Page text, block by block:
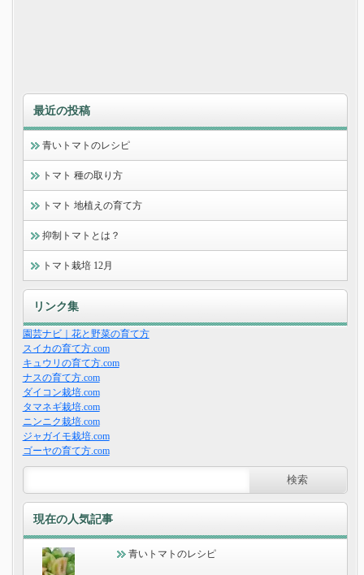
最近の投稿
青いトマトのレシピ
トマト 種の取り方
トマト 地植えの育て方
抑制トマトとは？
トマト栽培 12月
リンク集
園芸ナビ｜花と野菜の育て方
スイカの育て方.com
キュウリの育て方.com
ナスの育て方.com
ダイコン栽培.com
タマネギ栽培.com
ニンニク栽培.com
ジャガイモ栽培.com
ゴーヤの育て方.com
現在の人気記事
青いトマトのレシピ